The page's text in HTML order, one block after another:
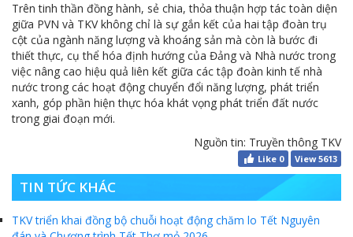
Trên tinh thần đồng hành, sẻ chia, thỏa thuận hợp tác toàn diện
giữa PVN và TKV không chỉ là sự gắn kết của hai tập đoàn trụ
cột của ngành năng lượng và khoáng sản mà còn là bước đi
thiết thực, cụ thể hóa định hướng của Đảng và Nhà nước trong
việc nâng cao hiệu quả liên kết giữa các tập đoàn kinh tế nhà
nước trong các hoạt động chuyển đổi năng lượng, phát triển
xanh, góp phần hiện thực hóa khát vọng phát triển đất nước
trong giai đoạn mới.
Nguồn tin: Truyền thông TKV
Like 0 View 5613
TIN TỨC KHÁC
TKV triển khai đồng bộ chuỗi hoạt động chăm lo Tết Nguyên